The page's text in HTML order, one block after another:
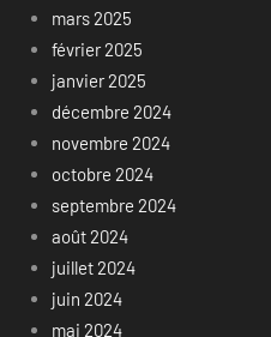
mars 2025
février 2025
janvier 2025
décembre 2024
novembre 2024
octobre 2024
septembre 2024
août 2024
juillet 2024
juin 2024
mai 2024